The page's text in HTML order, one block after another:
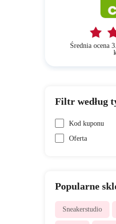
Średnia ocena
Filtr według
Kod kuponu
Oferta
Popularne
Sneakerstudio